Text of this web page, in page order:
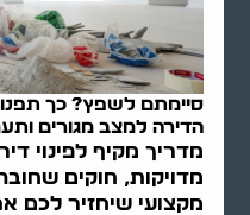
סיימתם לשפץ? כך
הדירה למצב מגורים
מדריך מקיף לפינוי
מדויקות, חוקים
מקצועי שיחזיר לכם